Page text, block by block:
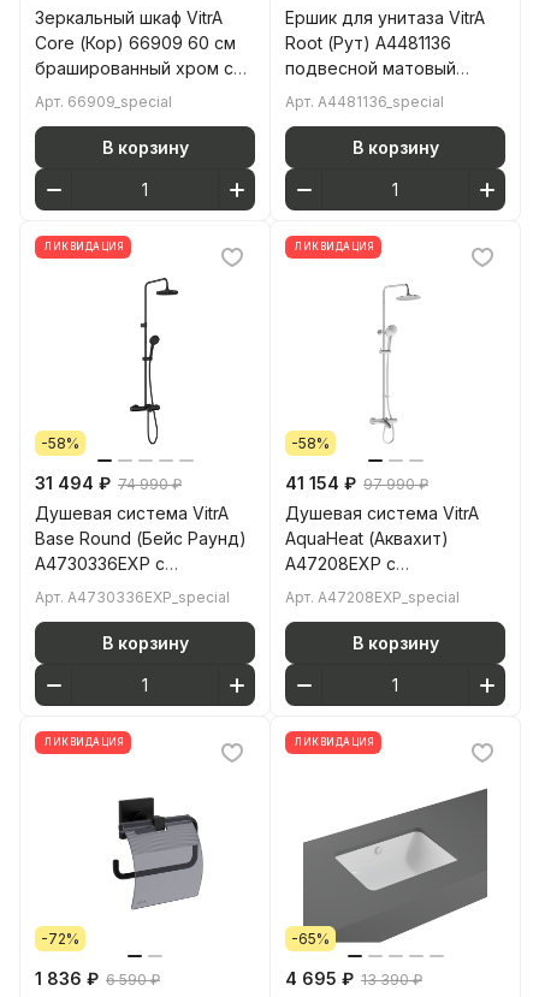
Зеркальный шкаф VitrA
Core (Кор) 66909 60 см
брашированный хром с
подвесткой петли слева
Арт. 66909_special
В корзину
Ершик для унитаза VitrA
Root (Рут) A4481136
подвесной матовый
черный нержавеющая
Арт. A4481136_special
В корзину
ЛИКВИДАЦИЯ
-58%
31 494 ₽ 74 990 ₽
Душевая система VitrA
Base Round (Бейс Раунд)
A4730336EXP с
термостатическим
душем матовая черная
латунь
Арт. A4730336EXP_special
В корзину
ЛИКВИДАЦИЯ
-58%
41 154 ₽ 97 990 ₽
Душевая система VitrA
AquaHeat (Аквахит)
A47208EXP с
термостатическим
душем хром латунь
Арт. A47208EXP_special
В корзину
ЛИКВИДАЦИЯ
-72%
1 836 ₽ 6 590 ₽
ЛИКВИДАЦИЯ
-65%
4 695 ₽ 13 390 ₽